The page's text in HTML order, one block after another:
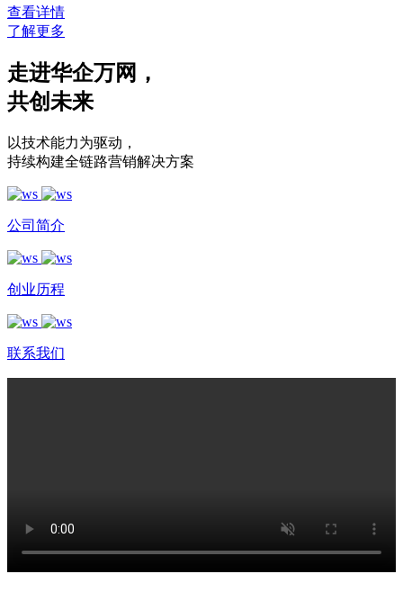
查看详情
了解更多
走进华企万网 ，
共创未来
以技术能力为驱动 ，
持续构建全链路营销解决方案
公司简介
创业历程
联系我们